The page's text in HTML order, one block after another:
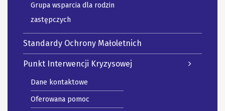
Grupa wsparcia dla rodzin
zastępczych
Standardy Ochrony Małoletnich
Punkt Interwencji Kryzysowej
Dane kontaktowe
Oferowana pomoc